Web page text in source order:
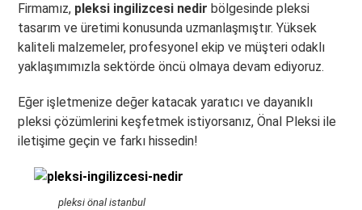
Firmamız, pleksi ingilizcesi nedir bölgesinde pleksi
tasarım ve üretimi konusunda uzmanlaşmıştır. Yüksek
kaliteli malzemeler, profesyonel ekip ve müşteri odaklı
yaklaşımımızla sektörde öncü olmaya devam ediyoruz.
Eğer işletmenize değer katacak yaratıcı ve dayanıklı
pleksi çözümlerini keşfetmek istiyorsanız, Önal Pleksi ile
iletişime geçin ve farkı hissedin!
pleksi önal istanbul